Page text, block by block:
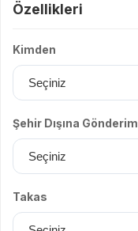
Özellikleri
Kimden
Şehir Dışına Gönderim
Takas